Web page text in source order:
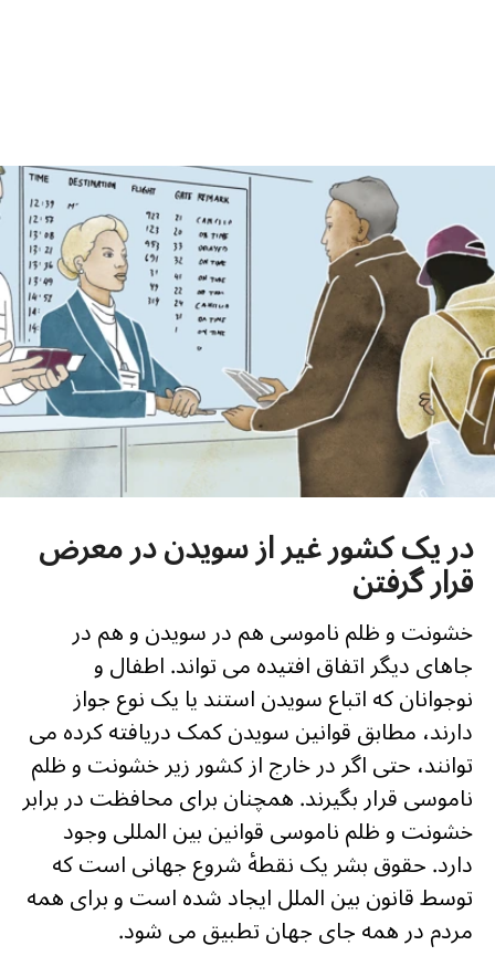
در یک کشور غیر از سویدن در معرض
قرار گرفتن
خشونت و ظلم ناموسی هم در سویدن و هم در
جاهای دیگر اتفاق افتیده می تواند. اطفال و
نوجوانان که اتباع سویدن استند یا یک نوع جواز
دارند، مطابق قوانین سویدن کمک دریافته کرده می
توانند، حتی اگر در خارج از کشور زیر خشونت و ظلم
ناموسی قرار بگیرند. همچنان برای محافظت در برابر
خشونت و ظلم ناموسی قوانین بین المللی وجود
دارد. حقوق بشر یک نقطۀ شروع جهانی است که
توسط قانون بین الملل ایجاد شده است و برای همه
مردم در همه جای جهان تطبیق می شود.